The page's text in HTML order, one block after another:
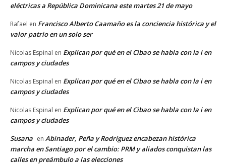
eléctricas a República Dominicana este martes 21 de mayo
Rafael en Francisco Alberto Caamaño es la conciencia histórica y el
valor patrio en un solo ser
Nicolas Espinal en Explican por qué en el Cibao se habla con la i en
campos y ciudades
Nicolas Espinal en Explican por qué en el Cibao se habla con la i en
campos y ciudades
Nicolas Espinal en Explican por qué en el Cibao se habla con la i en
campos y ciudades
Susana en Abinader, Peña y Rodríguez encabezan histórica
marcha en Santiago por el cambio: PRM y aliados conquistan las
calles en preámbulo a las elecciones